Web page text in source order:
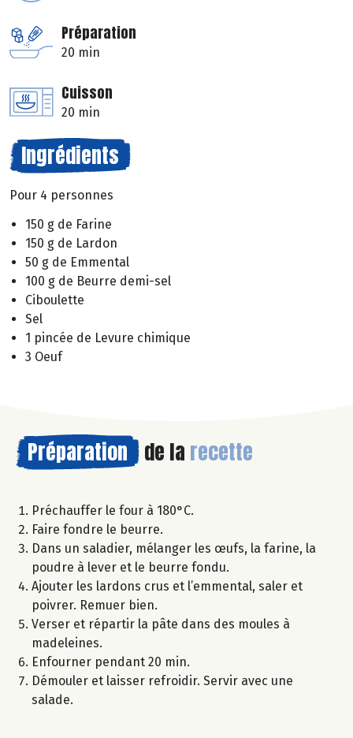
Préparation
20 min
Cuisson
20 min
Ingrédients
Pour 4 personnes
150 g de Farine
150 g de Lardon
50 g de Emmental
100 g de Beurre demi-sel
Ciboulette
Sel
1 pincée de Levure chimique
3 Oeuf
Préparation de la recette
Préchauffer le four à 180°C.
Faire fondre le beurre.
Dans un saladier, mélanger les œufs, la farine, la
poudre à lever et le beurre fondu.
Ajouter les lardons crus et l’emmental, saler et
poivrer. Remuer bien.
Verser et répartir la pâte dans des moules à
madeleines.
Enfourner pendant 20 min.
Démouler et laisser refroidir. Servir avec une
salade.